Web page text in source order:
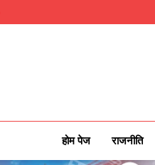
होम पेज राजनीति